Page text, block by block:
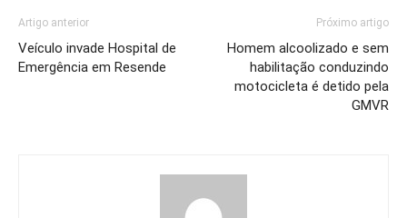
Artigo anterior
Veículo invade Hospital de
Emergência em Resende
Próximo artigo
Homem alcoolizado e sem
habilitação conduzindo
motocicleta é detido pela
GMVR